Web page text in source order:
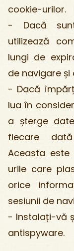
cookie-urilor.
- Dacă
utilizează
lungi de
de navigare
- Dacă
lua în
a șterge
fiecare
Aceasta
urile care
orice
sesiunii de
- Instalați-vă
antispyware.